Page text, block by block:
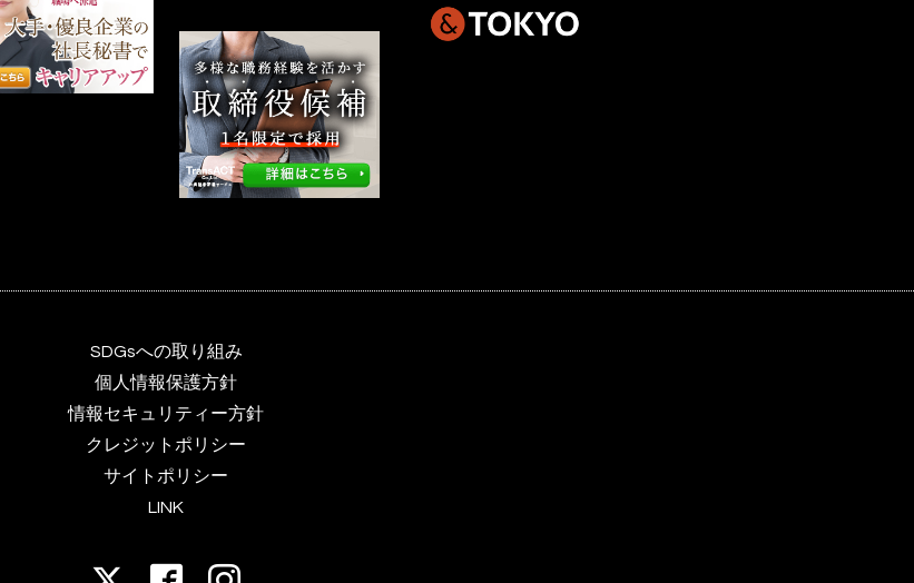
SDGsへの取り組み
個人情報保護方針
情報セキュリティー方針
クレジットポリシー
サイトポリシー
LINK